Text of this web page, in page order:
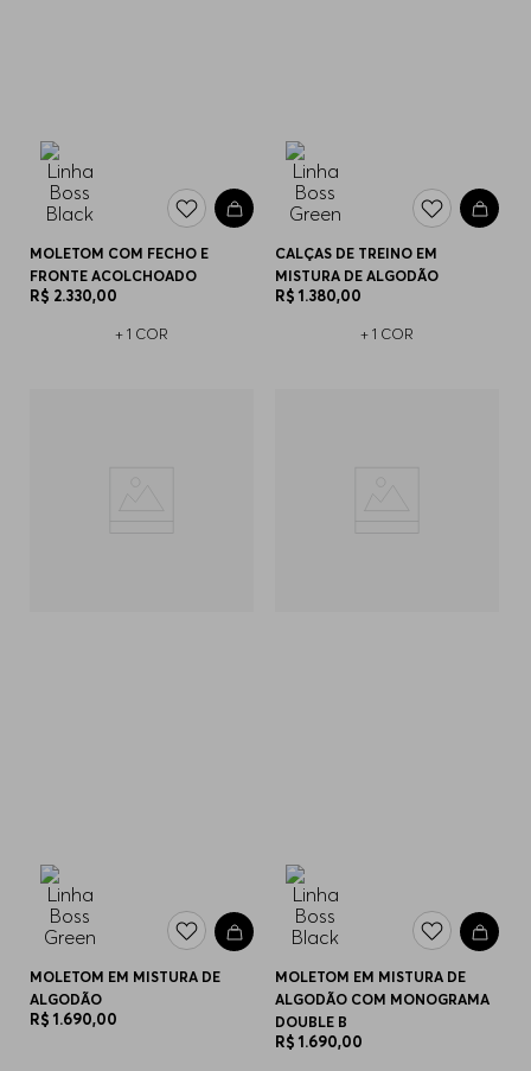
MOLETOM COM FECHO E
FRONTE ACOLCHOADO
R$ 2.330,00
+ 1 COR
CALÇAS DE TREINO EM
MISTURA DE ALGODÃO
R$ 1.380,00
+ 1 COR
MOLETOM EM MISTURA DE
ALGODÃO
R$ 1.690,00
MOLETOM EM MISTURA DE
ALGODÃO COM MONOGRAMA
DOUBLE B
R$ 1.690,00